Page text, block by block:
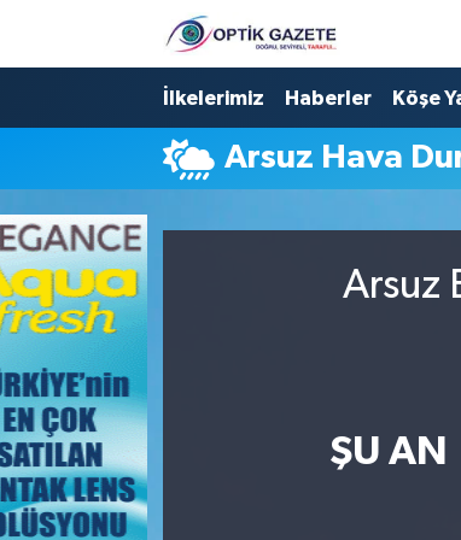
İlkelerimiz Haberler Köşe
Arsuz Hava
Arsuz
ŞU AN
Nöbetçi Eczaneler
Hava Durumu
İstanbul Namaz Vakitleri
Trafik Durumu
Süper Lig Puan Durumu ve Fikstür
Tüm Manşetler
Son Dakika Haberleri
Haber Arşivi